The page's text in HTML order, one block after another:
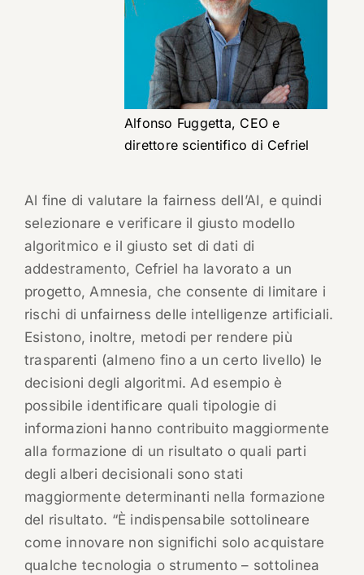
Alfonso Fuggetta, CEO e
direttore scientifico di Cefriel
Al fine di valutare la fairness dell’AI, e quindi
selezionare e verificare il giusto modello
algoritmico e il giusto set di dati di
addestramento, Cefriel ha lavorato a un
progetto, Amnesia, che consente di limitare i
rischi di unfairness delle intelligenze artificiali.
Esistono, inoltre, metodi per rendere più
trasparenti (almeno fino a un certo livello) le
decisioni degli algoritmi. Ad esempio è
possibile identificare quali tipologie di
informazioni hanno contribuito maggiormente
alla formazione di un risultato o quali parti
degli alberi decisionali sono stati
maggiormente determinanti nella formazione
del risultato. “È indispensabile sottolineare
come innovare non significhi solo acquistare
qualche tecnologia o strumento – sottolinea